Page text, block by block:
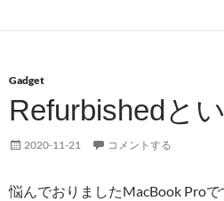
Gadget
Refurbishedと
2020-11-21 コメントする
悩んでおりましたMacBook Pro